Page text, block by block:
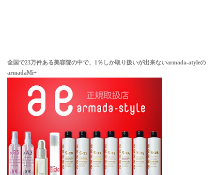
全国で23万件ある美容院の中で、1％しか取り扱いが出来ないarmada-atyleの
armadaMi+